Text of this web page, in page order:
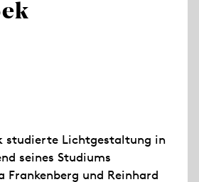
studierte Lichtgestaltung in
seines Studiums
Frankenberg und Reinhard